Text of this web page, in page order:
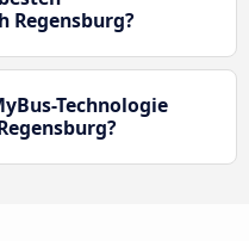
Regensburg?
Technologie